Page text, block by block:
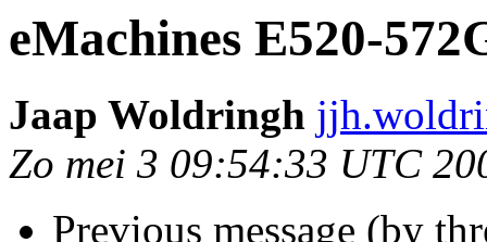
eMachines E520-
Jaap Woldringh
Zo mei 3 09:54:33 UTC
Previous message (by